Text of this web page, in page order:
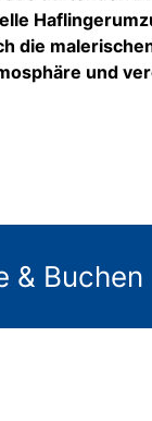
die
und
& Buchen